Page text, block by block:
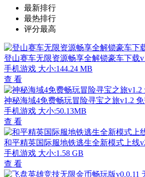
最新排行
最热排行
评分最高
登山赛车无限资源畅享全解锁豪车下载
手机游戏 大小:144.24 MB
查 看
神秘海域4免费畅玩冒险寻宝之旅v1.2 免
手机游戏 大小:50.13MB
查 看
和平精英国际服地铁逃生全新模式上线
手机游戏 大小:1.58 GB
查 看